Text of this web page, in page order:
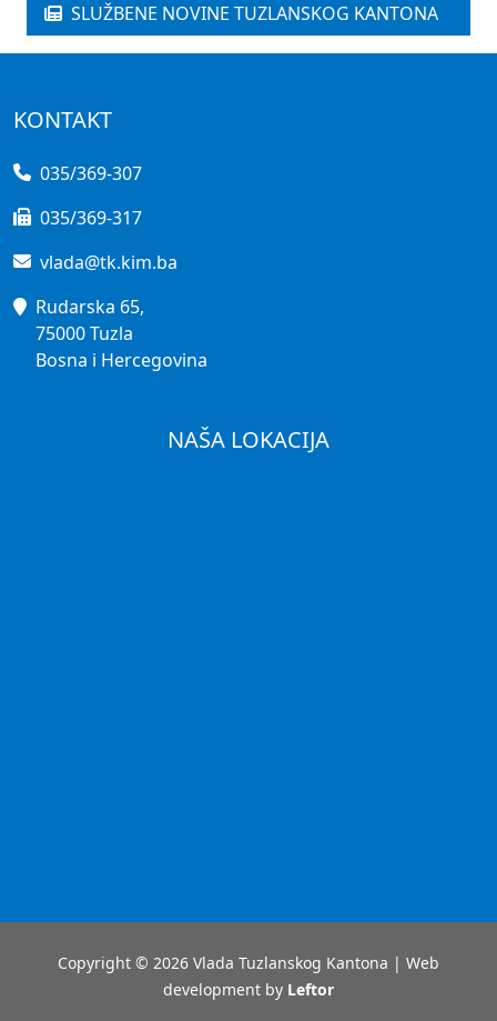
SLUŽBENE NOVINE TUZLANSKOG KANTONA
KONTAKT
035/369-307
035/369-317
vlada@tk.kim.ba
Rudarska 65,
75000 Tuzla
Bosna i Hercegovina
NAŠA LOKACIJA
Copyright © 2026 Vlada Tuzlanskog Kantona | Web
development by Leftor